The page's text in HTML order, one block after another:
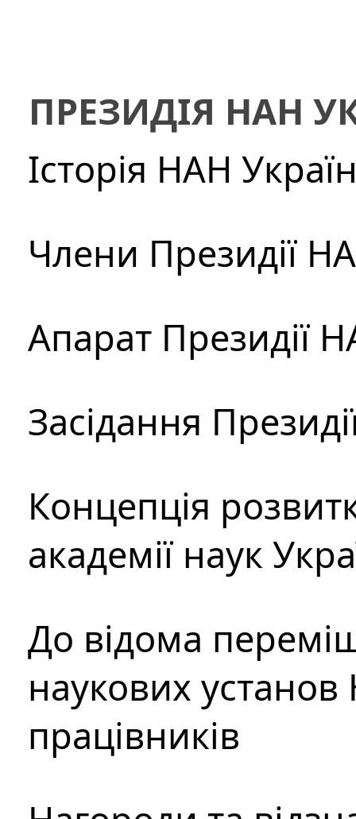
ПРЕЗИДІЯ НАН
Історія НАН
Члени Президії
Апарат Президії
Засідання
Концепція
академії наук
До відома
наукових установ
працівників